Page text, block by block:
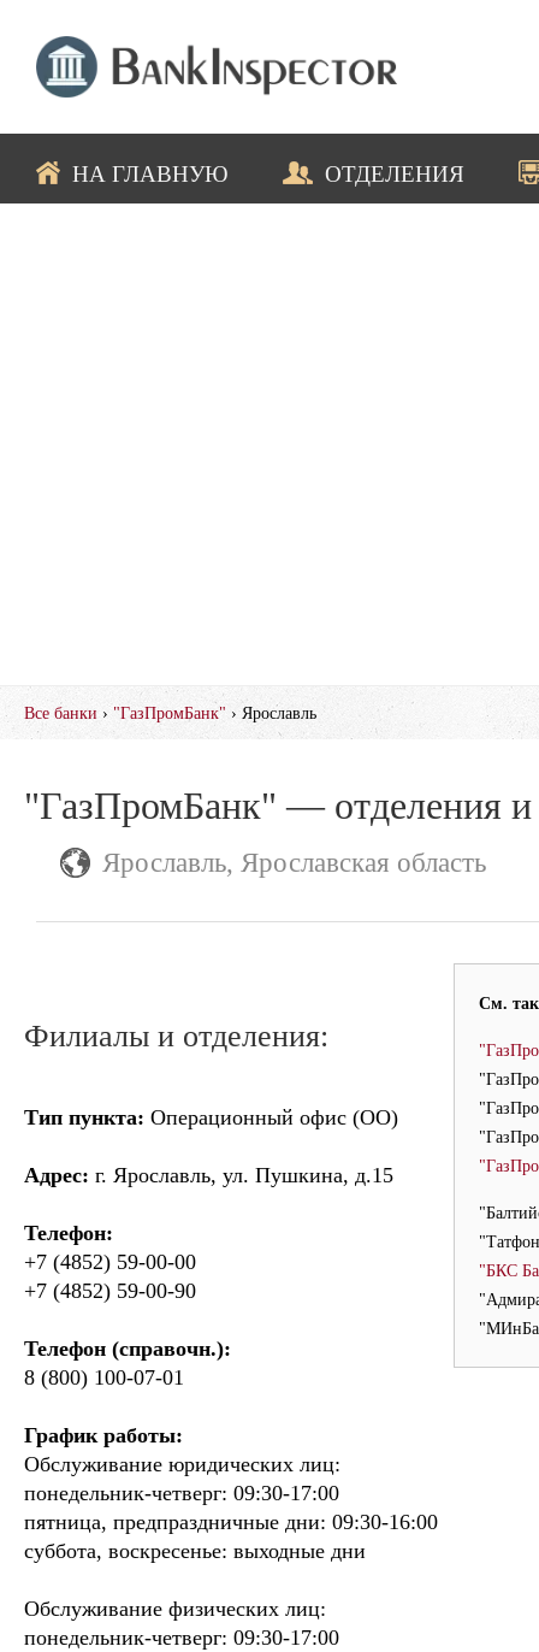
НА ГЛАВНУЮ ОТДЕЛЕНИЯ
Все банки › "ГазПромБанк" › Ярославль
"ГазПромБанк" — отделения и
Ярославль, Ярославская область
См.
"БКС
Филиалы и отделения:
Тип пункта: Операционный офис (ОО)
Адрес: г. Ярославль, ул. Пушкина, д.15
Телефон:
+7 (4852) 59-00-00
+7 (4852) 59-00-90
Телефон (справочн.):
8 (800) 100-07-01
График работы:
Обслуживание юридических лиц:
понедельник-четверг: 09:30-17:00
пятница, предпраздничные дни: 09:30-16:00
суббота, воскресенье: выходные дни
Обслуживание физических лиц:
понедельник-четверг: 09:30-17:00